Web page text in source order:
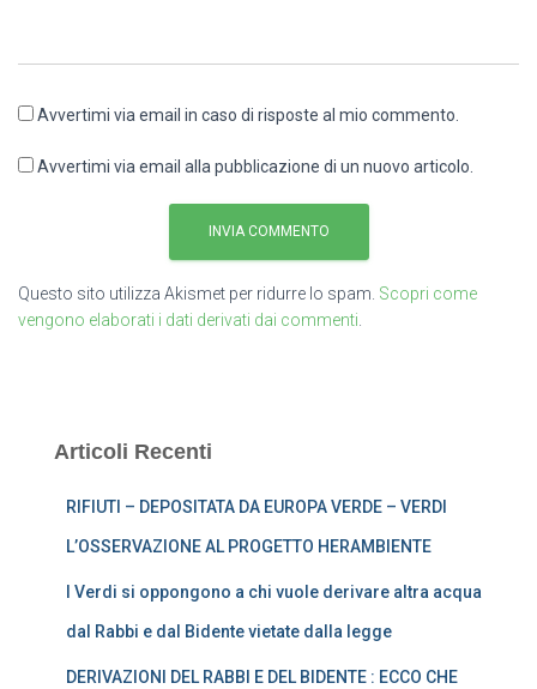
Avvertimi via email in caso di risposte al mio commento.
Avvertimi via email alla pubblicazione di un nuovo articolo.
Questo sito utilizza Akismet per ridurre lo spam. Scopri come
vengono elaborati i dati derivati dai commenti.
Articoli Recenti
RIFIUTI – DEPOSITATA DA EUROPA VERDE – VERDI
L’OSSERVAZIONE AL PROGETTO HERAMBIENTE
I Verdi si oppongono a chi vuole derivare altra acqua
dal Rabbi e dal Bidente vietate dalla legge
DERIVAZIONI DEL RABBI E DEL BIDENTE : ECCO CHE